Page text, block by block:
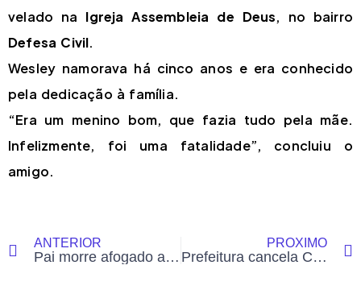
velado na Igreja Assembleia de Deus, no bairro
Defesa Civil.
Wesley namorava há cinco anos e era conhecido
pela dedicação à família.
“Era um menino bom, que fazia tudo pela mãe.
Infelizmente, foi uma fatalidade”, concluiu o
amigo.
ANTERIOR
Pai morre afogado ao salvar filhas no mar em Fortaleza; sobrinho de deputada federal do Acre
PRÓXIMO
Prefeitura cancela Carnaval 2026 em Mâncio Lima devido a obras e questões de segurança